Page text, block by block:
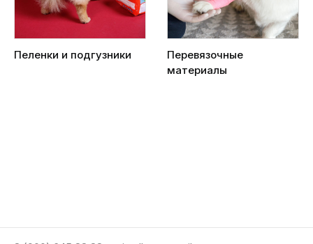
Пеленки и подгузники
Перевязочные
материалы